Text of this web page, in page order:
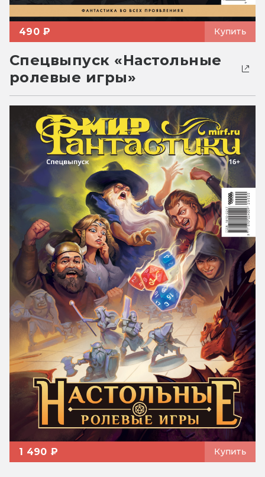
490 ₽ Купить
Спецвыпуск «Настольные
ролевые игры»
1 490 ₽ Купить